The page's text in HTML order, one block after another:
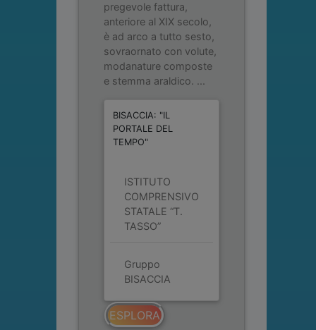
pregevole fattura,
anteriore al XIX secolo,
è ad arco a tutto sesto,
sovraornato con volute,
modanature composte
e stemma araldico. ...
BISACCIA: "IL
PORTALE DEL
TEMPO"
ISTITUTO
COMPRENSIVO
STATALE “T.
TASSO”
Gruppo
BISACCIA
ESPLORA